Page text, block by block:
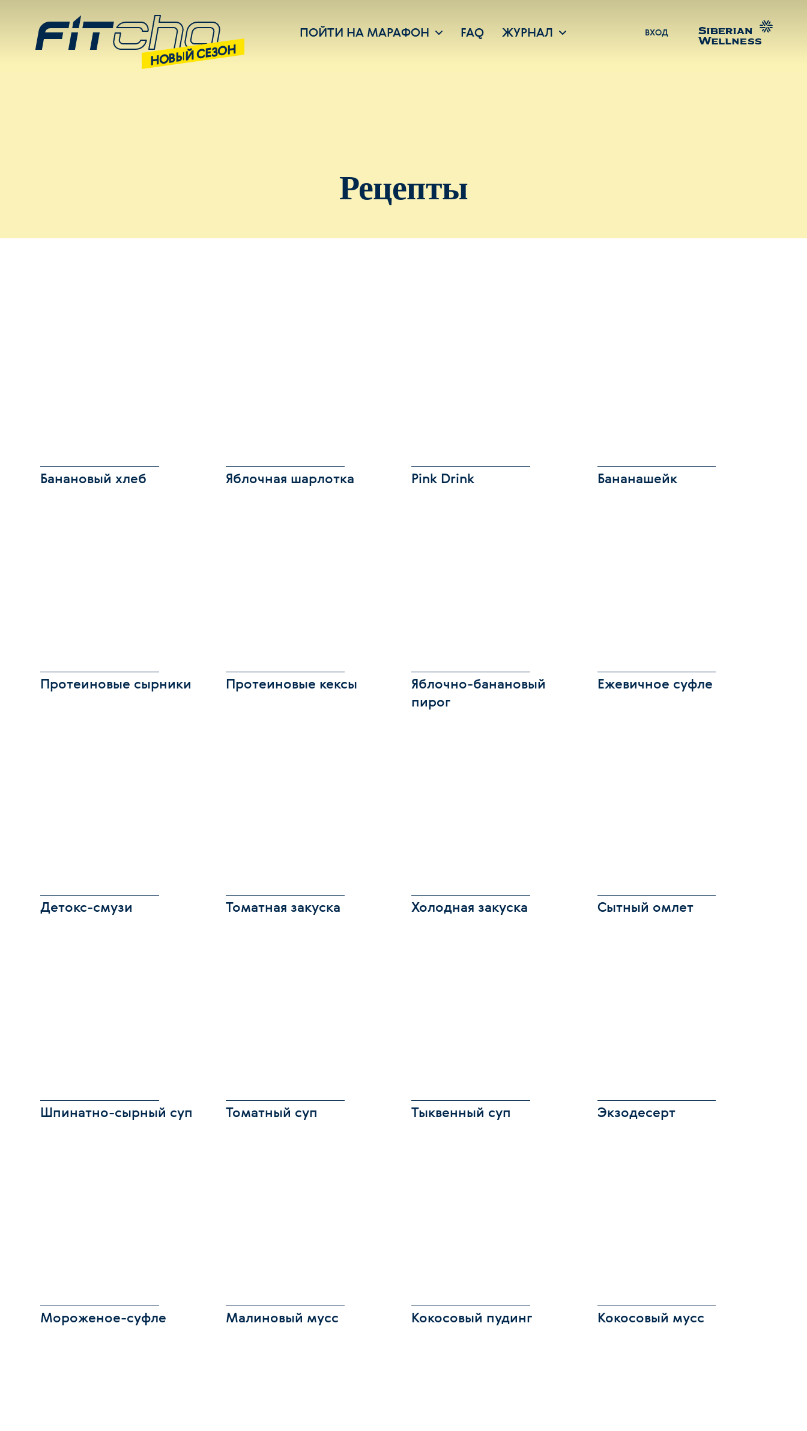
НОВЫЙ СЕЗОН
ПОЙТИ НА МАРАФОН FAQ ЖУРНАЛ ВХОД
Рецепты
Банановый хлеб Яблочная шарлотка Pink Drink Бананашейк
Протеиновые сырники Протеиновые кексы
Яблочно-банановый
пирог
Ежевичное суфле
Детокс-смузи Томатная закуска Холодная закуска Сытный омлет
Шпинатно-сырный суп Томатный суп Тыквенный суп Экзодесерт
Мороженое-суфле Малиновый мусс Кокосовый пудинг Кокосовый мусс